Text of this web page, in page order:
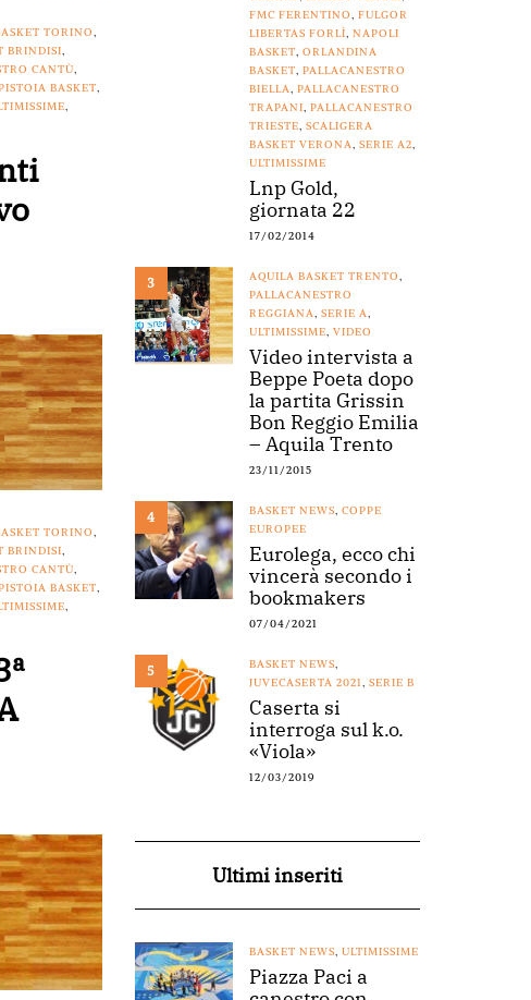
TORINO,
BRINDISI,
CANTÙ,
BASKET,
,
TORINO,
BRINDISI,
CANTÙ,
BASKET,
,
FMC FERENTINO, FULGOR
LIBERTAS FORLÌ, NAPOLI
BASKET, ORLANDINA
BASKET, PALLACANESTRO
BIELLA, PALLACANESTRO
TRAPANI, PALLACANESTRO
TRIESTE, SCALIGERA
BASKET VERONA, SERIE A2,
ULTIMISSIME
Lnp Gold,
giornata 22
17/02/2014
3 AQUILA BASKET TRENTO,
PALLACANESTRO
REGGIANA, SERIE A,
ULTIMISSIME, VIDEO
Video intervista a
Beppe Poeta dopo
la partita Grissin
Bon Reggio Emilia
– Aquila Trento
23/11/2015
4 BASKET NEWS, COPPE
EUROPEE
Eurolega, ecco chi
vincerà secondo i
bookmakers
07/04/2021
5 BASKET NEWS,
JUVECASERTA 2021, SERIE B
Caserta si
interroga sul k.o.
«Viola»
12/03/2019
Ultimi inseriti
BASKET NEWS, ULTIMISSIME
Piazza Paci a